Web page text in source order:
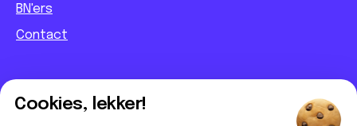
BN'ers
Contact
Informatief
Cookies, lekker!